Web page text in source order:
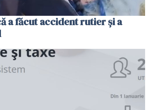
a făcut accident rutier și a